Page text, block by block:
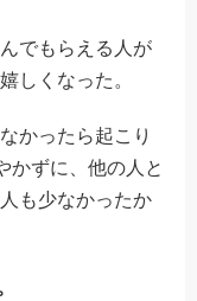
でもらえる人が
しくなった。
かったら起こり
かずに、他の人と
も少なかったか